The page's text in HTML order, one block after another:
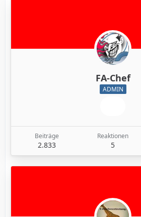
FA-Chef
ADMIN
Beiträge
2.833
Reaktionen
5